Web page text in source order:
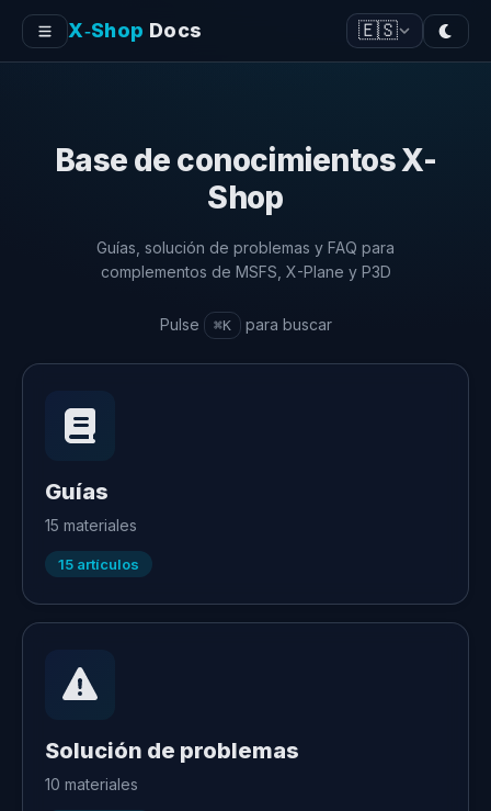
X‑Shop Docs 🇪🇸
Base de conocimientos X-
Shop
Guías, solución de problemas y FAQ para
complementos de MSFS, X-Plane y P3D
Pulse ⌘K para buscar
Guías
15 materiales
15 artículos
Solución de problemas
10 materiales